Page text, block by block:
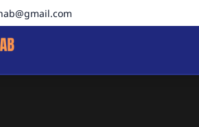
Negeri 4